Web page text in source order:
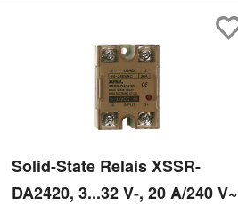
Solid-State Relais XSSR-
DA2420, 3...32 V-, 20 A/240 V~